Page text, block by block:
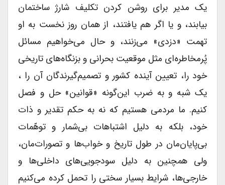
یک مدیر برای روشن کردن تکلیف شارژ ساختمان
بیابند، و یا اگر هم یافتند، از همان روز نخست به او
تهمت «دزدی» می‌زنند، و حال می‌خواهیم مسائل
پُر‌مخاطره‌ای مثل موقعیت بحرانی و بزنگاه‌های تاریخی
خود را، تعیین آینده کشور و تصمیم‌گیرندگان آن را ،
یک شبه و به ضرب این‌گونه «قوانین» حل و فصل
کنیم. ما مردمی هستیم که نه به حکم تقدیر و ذات
خود، بلکه به دلیل اشتباهات بی‌شمار و توهّمات
بی‌پایان‌مان در طول تاریخ و خواب‌ها و تصورات‌مان،
ولی همچنین به دلیل سودجویی‌های داخلی‌ها و
خارجی‌ها، شرایط بسیار سختی را تحمل کرده می‌کنیم